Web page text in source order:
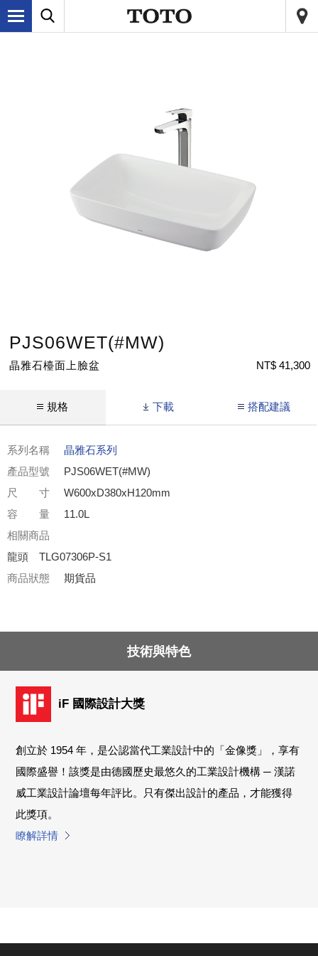
PJS06WET(#MW)
晶雅石檯面上臉盆 NT$ 41,300
規格 下載 搭配建議
系列名稱
晶雅石系列
產品型號
PJS06WET(#MW)
尺 寸
W600xD380xH120mm
容 量
11.0L
相關商品
龍頭 TLG07306P-S1
商品狀態
期貨品
技術與特色
iF 國際設計大獎
創立於 1954 年，是公認當代工業設計中的「金像獎」，享有
國際盛譽！該獎是由德國歷史最悠久的工業設計機構 ─ 漢諾
威工業設計論壇每年評比。只有傑出設計的產品，才能獲得
此獎項。
瞭解詳情